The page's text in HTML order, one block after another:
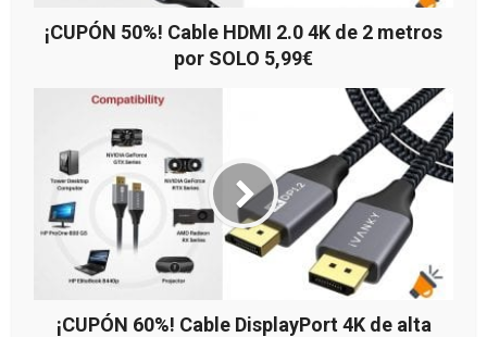
¡CUPÓN 50%! Cable HDMI 2.0 4K de 2 metros
por SOLO 5,99€
¡CUPÓN 60%! Cable DisplayPort 4K de alta